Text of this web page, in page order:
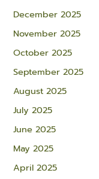
December 2025
November 2025
October 2025
September 2025
August 2025
July 2025
June 2025
May 2025
April 2025